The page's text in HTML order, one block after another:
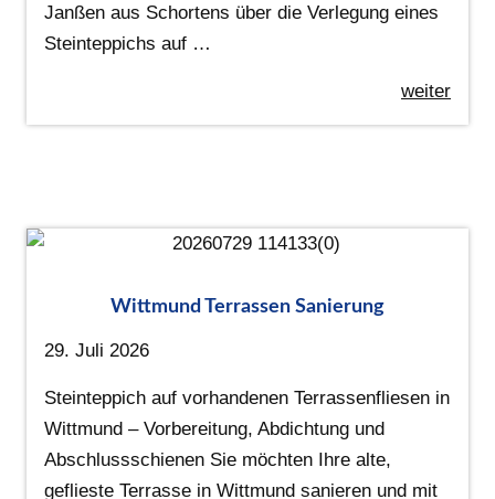
Janßen aus Schortens über die Verlegung eines
Steinteppichs auf …
weiter
Wittmund Terrassen Sanierung
29. Juli 2026
Steinteppich auf vorhandenen Terrassenfliesen in
Wittmund – Vorbereitung, Abdichtung und
Abschlussschienen Sie möchten Ihre alte,
geflieste Terrasse in Wittmund sanieren und mit